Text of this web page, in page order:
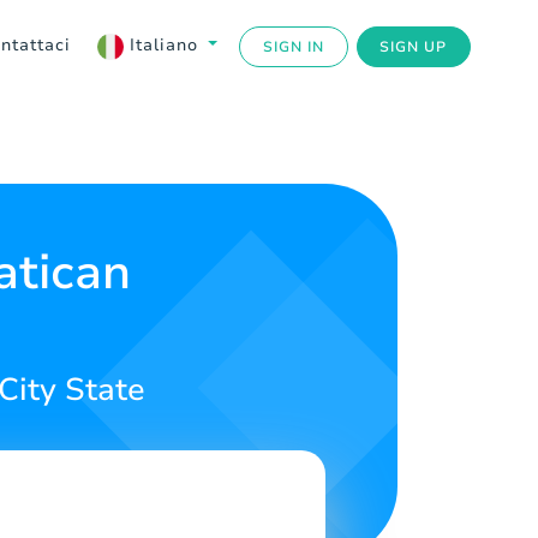
Italiano SIGN IN SIGN UP
State